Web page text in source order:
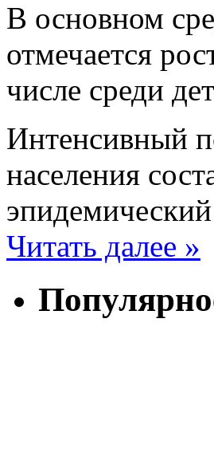
В основном
отмечается
числе среди
Интенсивный
населения
Читать далее »